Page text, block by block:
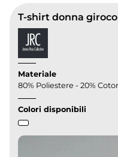
Materiale
80% Poliestere - 20%
Colori disponibili